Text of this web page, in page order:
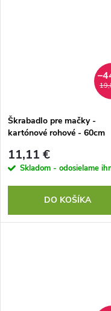
Škrabadlo pre mačky -
kartónové rohové - 60cm
11,11 €
Skladom - odosielame
DO KOŠÍKA